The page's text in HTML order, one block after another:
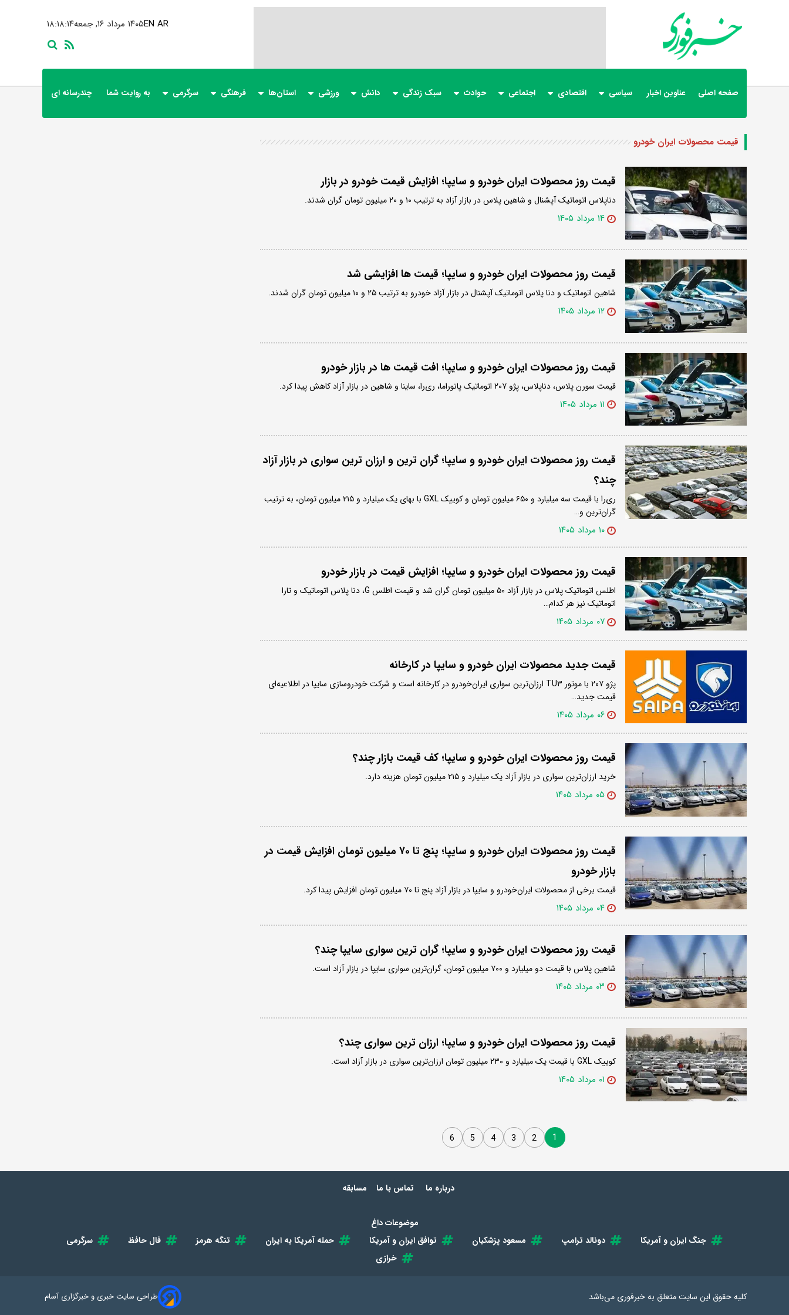
۱۸:۱۸:۱۴ ۱۴۰۵ مرداد ۱۶, جمعهEN AR
صفحه اصلی عناوین اخبار سیاسی اقتصادی اجتماعی حوادث سبک زندگی دانش ورزشی استان‌ها فرهنگی سرگرمی به روایت شما چندرسانه ای
قیمت محصولات ایران خودرو
قیمت روز محصولات ایران خودرو و سایپا؛ افزایش قیمت خودرو در بازار
دناپلاس اتوماتیک آپشنال و شاهین پلاس در بازار آزاد به ترتیب ۱۰ و ۲۰ میلیون تومان گران شدند.
۱۴ مرداد ۱۴۰۵
قیمت روز محصولات ایران خودرو و سایپا؛ قیمت ها افزایشی شد
شاهین اتوماتیک و دنا پلاس اتوماتیک آپشنال در بازار آزاد خودرو به ترتیب ۲۵ و ۱۰ میلیون تومان گران شدند.
۱۲ مرداد ۱۴۰۵
قیمت روز محصولات ایران خودرو و سایپا؛ افت قیمت ها در بازار خودرو
قیمت سورن پلاس، دناپلاس، پژو ۲۰۷ اتوماتیک پانوراما، ری‌را، ساینا و شاهین در بازار آزاد کاهش پیدا کرد.
۱۱ مرداد ۱۴۰۵
قیمت روز محصولات ایران خودرو و سایپا؛ گران ترین و ارزان ترین سواری در بازار آزاد
چند؟
ری‌را با قیمت سه میلیارد و ۶۵۰ میلیون تومان و کوییک GXL با بهای یک میلیارد و ۲۱۵ میلیون تومان، به ترتیب
گران‌ترین و…
۱۰ مرداد ۱۴۰۵
قیمت روز محصولات ایران خودرو و سایپا؛ افزایش قیمت در بازار خودرو
اطلس اتوماتیک پلاس در بازار آزاد ۵۰ میلیون تومان گران شد و قیمت اطلس G، دنا پلاس اتوماتیک و تارا
اتوماتیک نیز هر کدام…
۰۷ مرداد ۱۴۰۵
قیمت جدید محصولات ایران خودرو و سایپا در کارخانه
پژو ۲۰۷ با موتور TU۳ ارزان‌ترین سواری ایران‌خودرو در کارخانه است و شرکت خودروسازی سایپا در اطلاعیه‌ای
قیمت جدید…
۰۶ مرداد ۱۴۰۵
قیمت روز محصولات ایران خودرو و سایپا؛ کف قیمت بازار چند؟
خرید ارزان‌ترین سواری در بازار آزاد یک میلیارد و ۲۱۵ میلیون تومان هزینه دارد.
۰۵ مرداد ۱۴۰۵
قیمت روز محصولات ایران خودرو و سایپا؛ پنج تا ۷۰ میلیون تومان افزایش قیمت در
بازار خودرو
قیمت برخی از محصولات ایران‌خودرو و سایپا در بازار آزاد پنج تا ۷۰ میلیون تومان افزایش پیدا کرد.
۰۴ مرداد ۱۴۰۵
قیمت روز محصولات ایران خودرو و سایپا؛ گران ترین سواری سایپا چند؟
شاهین پلاس با قیمت دو میلیارد و ۷۰۰ میلیون تومان، گران‌ترین سواری سایپا در بازار آزاد است.
۰۳ مرداد ۱۴۰۵
قیمت روز محصولات ایران خودرو و سایپا؛ ارزان ترین سواری چند؟
کوییک GXL با قیمت یک میلیارد و ۲۳۰ میلیون تومان ارزان‌ترین سواری در بازار آزاد است.
۰۱ مرداد ۱۴۰۵
1
2
3
4
5
6
درباره ما تماس با ما مسابقه
موضوعات داغ
جنگ ایران و آمریکا
دونالد ترامپ مسعود پزشکیان توافق ایران و آمریکا حمله آمریکا به ایران تنگه هرمز فال حافظ
سرگرمی
خرازی
کلیه حقوق این سایت متعلق بهخبرفوری می‌باشد طراحی سایت خبری و خبرگزاری آسام